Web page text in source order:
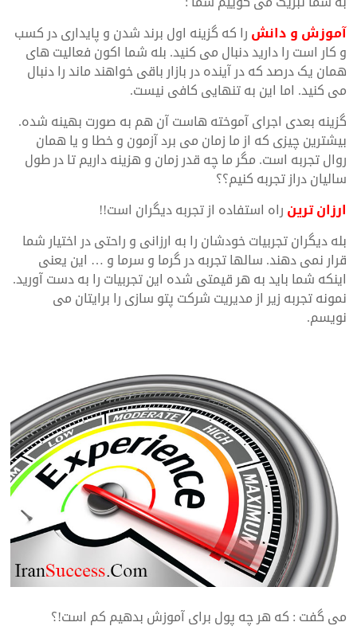
آموزش و دانشرا که گزینه اول برند شدن و پایداری در کسب
و کار است را دارید دنبال می کنید. بله شما اکون فعالیت های
همان یک درصد که در آینده در بازار باقی خواهند ماند را دنبال
می کنید. اما این به تنهایی کافی نیست.
گزینه بعدی اجرای آموخته هاست آن هم به صورت بهینه شده.
بیشترین چیزی که از ما زمان می برد آزمون و خطا و یا همان
روال تجربه است. مگر ما چه قدر زمان و هزینه داریم تا در طول
سالیان دراز تجربه کنیم؟؟
ارزان ترینراه استفاده از تجربه دیگران است!!
بله دیگران تجربیات خودشان را به ارزانی و راحتی در اختیار شما
قرار نمی دهند. سالها تجربه در گرما و سرما و … این یعنی
اینکه شما باید به هر قیمتی شده این تجربیات را به دست آورید.
نمونه تجربه زیر از مدیریت شرکت پتو سازی را برایتان می
نویسم.
می گفت : که هر چه پول برای آموزش بدهیم کم است!؟